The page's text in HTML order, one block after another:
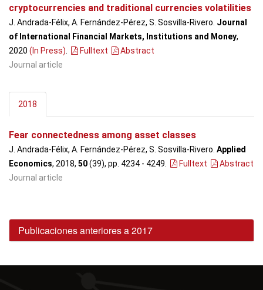
cryptocurrencies and traditional currencies volatilities
J. Andrada-Félix, A. Fernández-Pérez, S. Sosvilla-Rivero. Journal
of International Financial Markets, Institutions and Money,
2020 (In Press) Fulltext
Abstract
Journal article
2018
Fear connectedness among asset classes
J. Andrada-Félix, A. Fernández-Pérez, S. Sosvilla-Rivero. Applied
Economics, 2018, 50(39), pp. 4234 - 4249 Fulltext
Abstract
Journal article
Publicaciones anteriores a 2017